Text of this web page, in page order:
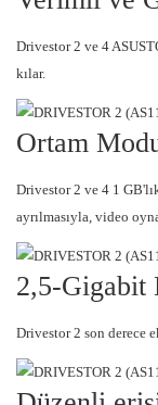
Drivestor 2 ve 4
kılar.
Ortam
Drivestor 2 ve 4 1
ayrılmasıyla, video
2,5-Gigabit
Drivestor 2 son derece